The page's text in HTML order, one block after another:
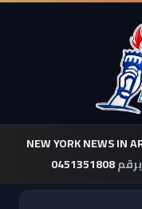
NEW YORK NEWS IN
0451351808